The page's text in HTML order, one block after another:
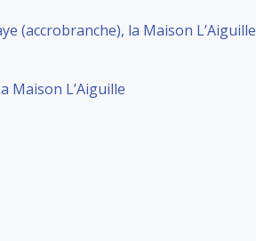
(accrobranche), la Maison L’Aiguille
Maison L’Aiguille